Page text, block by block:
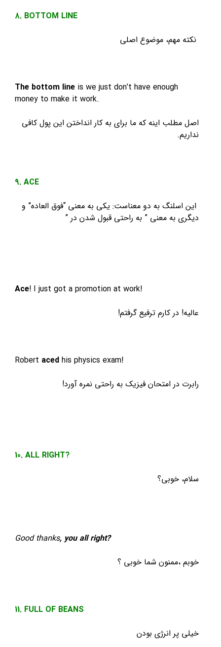
8. BOTTOM LINE
نکته مهم، موضوع اصلی
The bottom line is we just don’t have enough
money to make it work.
اصل مطلب اینه که ما برای به کار انداختن این پول کافی
نداریم.
9. ACE
این اسلنگ به دو معناست: یکی به معنی “فوق العاده” و
دیگری به معنی ” به راحتی قبول شدن در ”
Ace! I just got a promotion at work!
عالیه! در کارم ترفیع گرفتم!
Robert aced his physics exam!
رابرت در امتحان فیزیک به راحتی نمره آورد!
10. ALL RIGHT?
سلام، خوبی؟
Good thanks, youall right?
خوبم ،ممنون شما خوبی ؟
11. FULL OF BEANS
خیلی پر انرژی بودن